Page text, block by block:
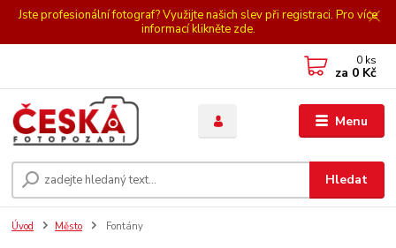
Jste profesionální fotograf? Využijte našich slev při registraci. Pro více
informací klikněte zde.
Menu
Hledat
0 ks
za 0 Kč
Úvod Město Fontány